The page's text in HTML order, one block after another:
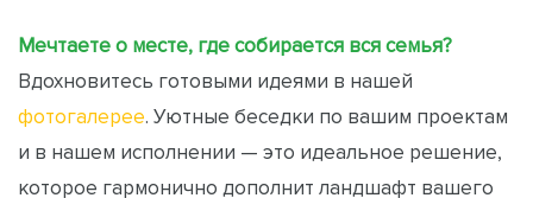
Мечтаете о месте, где собирается вся семья?
Вдохновитесь готовыми идеями в нашей
фотогалерее. Уютные беседки по вашим проектам
и в нашем исполнении — это идеальное решение,
которое гармонично дополнит ландшафт вашего